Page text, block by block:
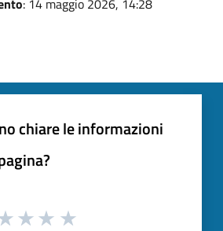
chiare le informazioni